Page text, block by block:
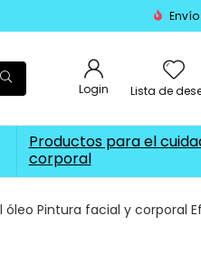
Login Lista de
Productos para el
corporal
óleo Pintura facial y corporal